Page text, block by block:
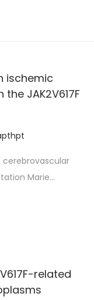
ischemic
JAK2V617F
Marie…
related